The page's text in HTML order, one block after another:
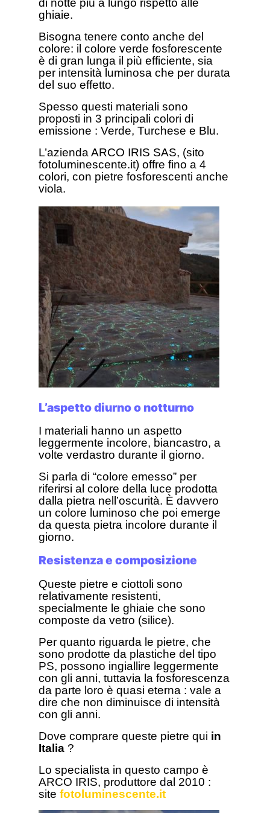
di notte più a lungo rispetto alle
ghiaie.
Bisogna tenere conto anche del
colore: il colore verde fosforescente
è di gran lunga il più efficiente, sia
per intensità luminosa che per durata
del suo effetto.
Spesso questi materiali sono
proposti in 3 principali colori di
emissione : Verde, Turchese e Blu.
L’azienda ARCO IRIS SAS, (sito
fotoluminescente.it) offre fino a 4
colori, con pietre fosforescenti anche
viola.
L’aspetto diurno o notturno
I materiali hanno un aspetto
leggermente incolore, biancastro, a
volte verdastro durante il giorno.
Si parla di “colore emesso” per
riferirsi al colore della luce prodotta
dalla pietra nell’oscurità. È davvero
un colore luminoso che poi emerge
da questa pietra incolore durante il
giorno.
Resistenza e composizione
Queste pietre e ciottoli sono
relativamente resistenti,
specialmente le ghiaie che sono
composte da vetro (silice).
Per quanto riguarda le pietre, che
sono prodotte da plastiche del tipo
PS, possono ingiallire leggermente
con gli anni, tuttavia la fosforescenza
da parte loro è quasi eterna : vale a
dire che non diminuisce di intensità
con gli anni.
Dove comprare queste pietre qui in
Italia ?
Lo specialista in questo campo è
ARCO IRIS, produttore dal 2010 :
site fotoluminescente.it